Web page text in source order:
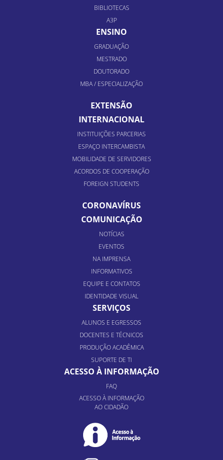
BIBLIOTECAS
A3P
ENSINO
GRADUAÇÃO
MESTRADO
DOUTORADO
MBA / ESPECIALIZAÇÃO
EXTENSÃO
INTERNACIONAL
INSTITUIÇÕES PARCERIAS
ESPAÇO INTERCAMBISTA
MOBILIDADE DE SERVIDORES
ACORDOS DE COOPERAÇÃO
FOREIGN STUDENTS
CORONAVÍRUS
COMUNICAÇÃO
NOTÍCIAS
EVENTOS
NA IMPRENSA
INFORMATIVOS
EQUIPE E CONTATOS
IDENTIDADE VISUAL
SERVIÇOS
ALUNOS E EGRESSOS
DOCENTES E TÉCNICOS
PRODUÇÃO ACADÊMICA
SUPORTE DE TI
ACESSO À INFORMAÇÃO
FAQ
ACESSO À INFORMAÇÃO
AO CIDADÃO